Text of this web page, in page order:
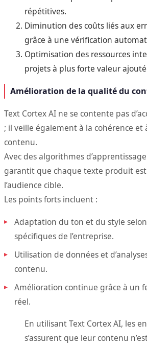
répétitives.
Diminution des coûts liés aux
grâce à une vérification
Optimisation des ressources
projets à plus forte valeur
Amélioration de la qualité du
Text Cortex AI ne se contente pas
; il veille également à la cohérence et
contenu.
Avec des algorithmes
garantit que chaque texte produit
l’audience cible.
Les points forts incluent :
Adaptation du ton et du style
spécifiques de l’entreprise.
Utilisation de données et
contenu.
Amélioration continue grâce à un
réel.
En utilisant Text Cortex AI, les
s’assurent que leur contenu